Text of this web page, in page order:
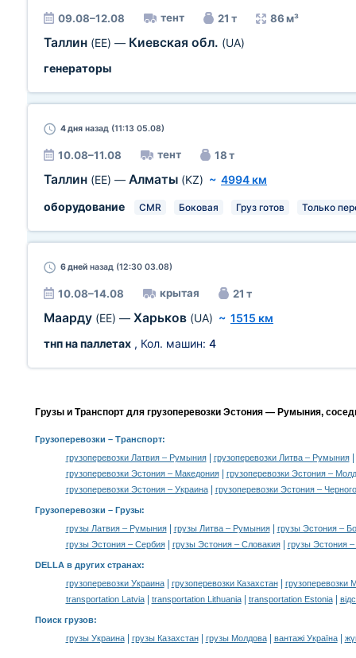
09.08–12.08 тент 21 т 86 м³
Таллин (EE) — Киевская обл. (UA)
генераторы
4 дня назад (11:13 05.08)
10.08–11.08 тент 18 т
Таллин (EE) — Алматы (KZ) ~ 4994 км
оборудование
CMR Боковая Груз готов Только
6 дней назад (12:30 03.08)
10.08–14.08 крытая 21 т
Маарду (EE) — Харьков (UA) ~ 1515 км
тнп на паллетах , Кол. машин: 4
Грузы и Транспорт для грузоперевозки Эстония — Румыния,
Грузоперевозки – Транспорт:
грузоперевозки Латвия – Румыния| грузоперевозки Литва – Румыния|
грузоперевозки Эстония – Македония|
грузоперевозки Эстония –
грузоперевозки Эстония – Украина| грузоперевозки Эстония –
Грузоперевозки – Грузы:
грузы Латвия – Румыния| грузы Литва – Румыния|
грузы Эстония –
грузы Эстония – Сербия| грузы Эстония – Словакия| грузы Эстония
DELLA в других странах:
грузоперевозки Украина| грузоперевозки Казахстан|
грузоперевозки
transportation Latvia| transportation Lithuania| transportation Estonia|
Поиск грузов:
грузы Украина| грузы Казахстан| грузы Молдова| вантажі Україна|